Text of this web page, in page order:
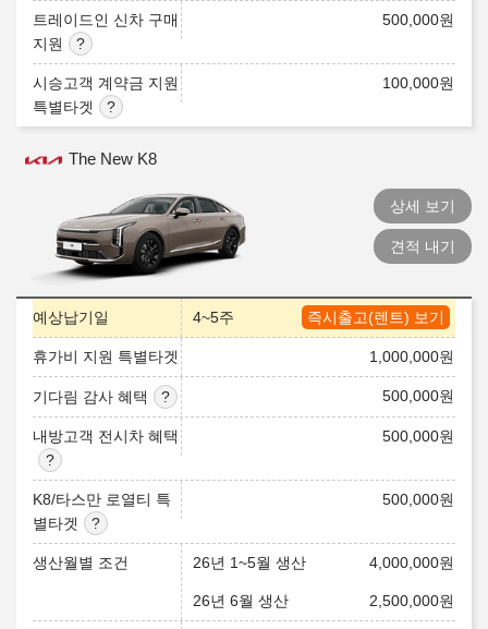
트레이드인 신차 구매
지원
500,000원
시승고객 계약금 지원
특별타겟
100,000원
The New K8
상세 보기
견적 내기
즉시출고(렌트) 보기
예상납기일 4~5주
휴가비 지원 특별타겟 1,000,000원
기다림 감사 혜택 500,000원
내방고객 전시차 혜택 500,000원
K8/타스만 로열티 특
별타겟
500,000원
생산월별 조건 26년 1~5월 생산 4,000,000원
26년 6월 생산 2,500,000원